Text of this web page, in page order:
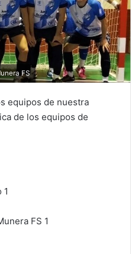
FS
equipos de nuestra
de los equipos de
1
FS 1